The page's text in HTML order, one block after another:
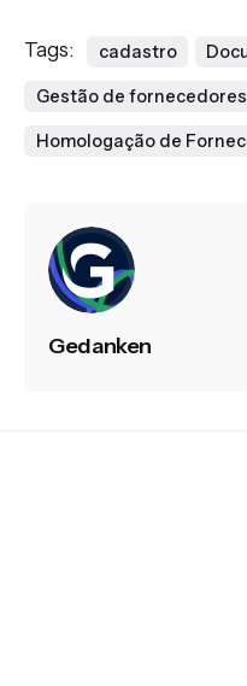
Tags: cadastro
Gestão de fornecedores
Homologação de
Gedanken